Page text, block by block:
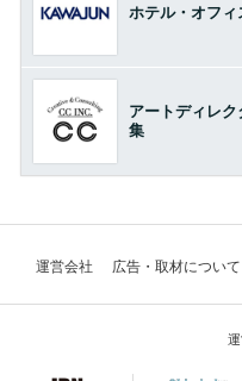
ホテル・オフ
アートディレ
集
運営会社 広告・取材について